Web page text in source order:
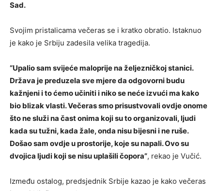
Sad.
Svojim pristalicama večeras se i kratko obratio. Istaknuo
je kako je Srbiju zadesila velika tragedija.
“Upalio sam svijeće maloprije na željezničkoj stanici.
Država je preduzela sve mjere da odgovorni budu
kažnjeni i to ćemo učiniti i niko se neće izvući ma kako
bio blizak vlasti. Večeras smo prisustvovali ovdje onome
što ne služi na čast onima koji su to organizovali, ljudi
kada su tužni, kada žale, onda nisu bijesni i ne ruše.
Došao sam ovdje u prostorije, koje su napali. Ovo su
dvojica ljudi koji se nisu uplašili čopora”, rekao je Vučić.
Između ostalog, predsjednik Srbije kazao je kako večeras